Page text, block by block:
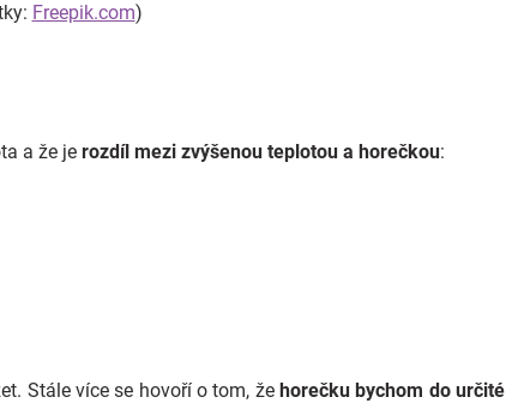
Freepik.com)
a že je rozdíl mezi zvýšenou teplotou a horečkou:
Stále více se hovoří o tom, že horečku bychom do určité